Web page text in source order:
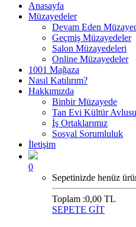
Anasayfa
Müzayedeler
Devam Eden
Geçmiş Müzayedeler
Salon Müzayedeleri
Online Müzayedeler
1001 Mağaza
Nasıl Katılırım?
Hakkımızda
Binbir Müzayede
Tan Evi Kültür Avlusu
İş Ortaklarımız
Sosyal Sorumluluk
İletişim
0
Sepetinizde henüz
Toplam :0,00 TL
SEPETE GİT